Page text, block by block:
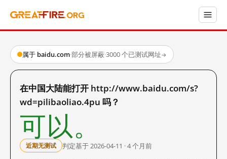
属于 baidu.com·部分被屏蔽·3000 个已测试网址→
在中国大陆能打开 http://www.baidu.com/s?
wd=pilibaoliao.4pu 吗？
可以。
近期无测试 判定基于 2026-04-11 · 4 个月前